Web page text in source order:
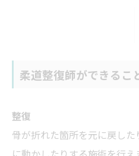
柔道整復師ができるこ
整復
骨が折れた箇所を元に戻し